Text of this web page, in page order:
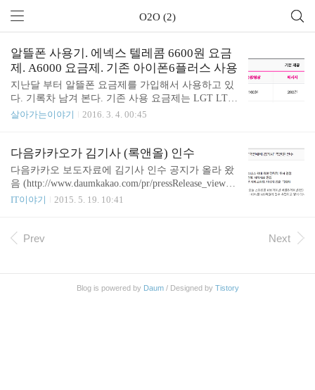
O2O (2)
알뜰폰 사용기. 에넥스 텔레콤 6600원 요금
제. A6000 요금제. 기존 아이폰6플러스 사용
지난달 부터 알뜰폰 요금제를 가입해서 사용하고 있
다. 기록차 남겨 본다. 기존 사용 요금제는 LGT LTE
34 요금제. 알뜰폰 요금제 선택 기존에는 LGT 의 LT
evePsMbLteFee.hpi 2년 약정이었는데 끝난지는 오래
되었고 얼마전 부터 2년 약정 20% 할인을 받고 있었
다. (이거 해지 되어서 그런지 해지 하고 요금이 조금
많이 나왔음) 개인적으로 통화나 문자는 많이 사용하
는 편은 아니고 데이터는 KT 와이브로+LTE 하이브
폰 요금제 중에 6,600원 (부가세 포함)이면 비슷하 조
건으로 사용할 ..
살아가는이야기 2016. 3. 4. 00:45
다음카카오가 김기사 (록앤올) 인수
다음카카오 보도자료에 김기사 인수 공지가 올라 왔
음 (http://www.daumkakao.com/pr/pressRelease_view?p
age=1&group=1&idx=8233) 요즘 운전하다 보니 거의
서야 http://undertheradar.co.kr/2013/08/19/35-%EB%8
5%BC-%ED%95%98%EB%8A%94-%EC%8A%A4%E
IT이야기 2015. 5. 19. 10:41
Prev Next
Blog is powered by Daum/ Designed by Tistory